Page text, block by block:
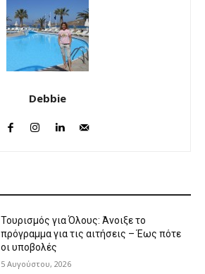
Debbie
Τουρισμός για Όλους: Άνοιξε το
πρόγραμμα για τις αιτήσεις – Έως πότε
οι υποβολές
5 Αυγούστου, 2026